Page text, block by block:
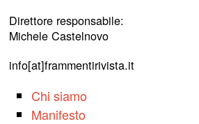
Direttore responsabile:
Michele Castelnovo
info[at]frammentirivista.it
Chi siamo
Manifesto